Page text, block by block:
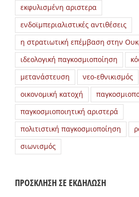
εκφυλισμένη αριστερα
ενδοϊμπεριαλιστικές αντιθέσεις
η στρατιωτική επέμβαση στην
ιδεολογική παγκοσμιοποίηση
μετανάστευση
νεο-εθνικισμός
οικονομική κατοχή
παγκοσμιοποιητική αριστερά
πολιτιστική παγκοσμιοποίηση
σιωνισμός
ΠΡΟΣΚΛΗΣΗ ΣΕ ΕΚΔΗΛΩΣΗ